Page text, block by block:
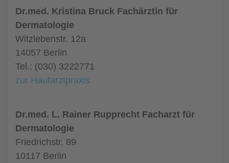
Dr.med. Kristina Bruck Fachärztin für
Dermatologie
Witzlebenstr. 12a
14057 Berlin
Tel.: (030) 3222771
zur Hautarztpraxis
Dr.med. L. Rainer Rupprecht Facharzt für
Dermatologie
Friedrichstr. 89
10117 Berlin